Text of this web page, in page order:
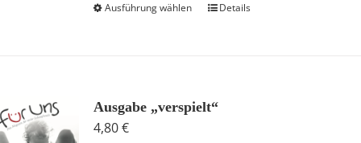
Ausführung wählen
Dieses
auf.
Details
Ausgabe „verspielt“
4,80€